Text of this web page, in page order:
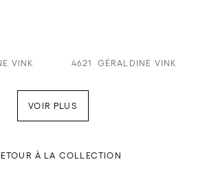
VINK 4621 GÉRALDINE VINK
VOIR PLUS
À LA COLLECTION